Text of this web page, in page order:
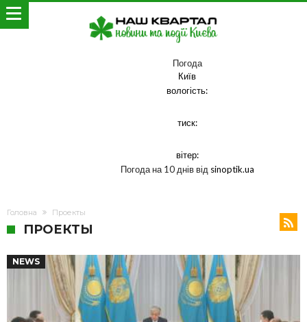
Погода
Київ
вологість:
тиск:
вітер:
Погода на 10 днів від sinoptik.ua
Головна Проекты
ПРОЕКТЫ
NEWS